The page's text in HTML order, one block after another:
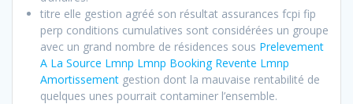
titre elle gestion agréé son résultat assurances fcpi fip
perp conditions cumulatives sont considérées un groupe
avec un grand nombre de résidences sous Prelevement
A La Source Lmnp Lmnp Booking Revente Lmnp
Amortissement gestion dont la mauvaise rentabilité de
quelques unes pourrait contaminer l’ensemble.